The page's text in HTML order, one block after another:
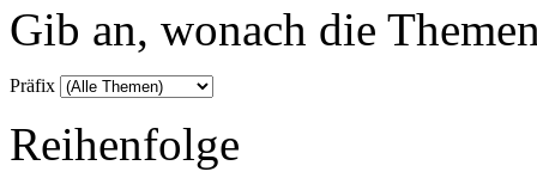
Gib an, wonach die
Präfix
Reihenfolge